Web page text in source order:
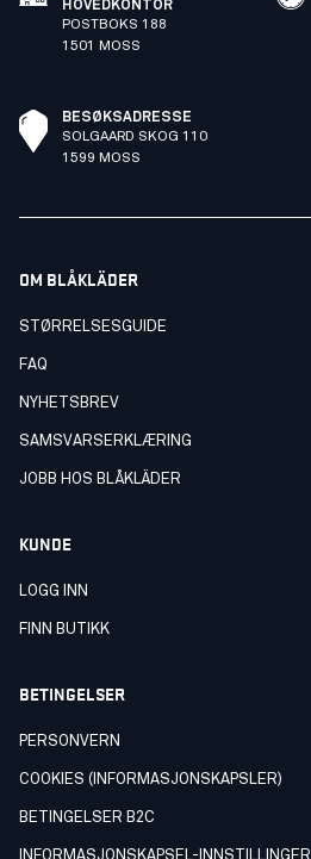
HOVEDKONTOR
POSTBOKS 188
1501 MOSS
BESØKSADRESSE
SOLGAARD SKOG 110
1599 MOSS
OM BLÅKLÄDER
STØRRELSESGUIDE
FAQ
NYHETSBREV
SAMSVARSERKLÆRING
JOBB HOS BLÅKLÄDER
KUNDE
LOGG INN
FINN BUTIKK
BETINGELSER
PERSONVERN
COOKIES (INFORMASJONSKAPSLER)
BETINGELSER B2C
INFORMASJONSKAPSEL-INNSTILLINGER